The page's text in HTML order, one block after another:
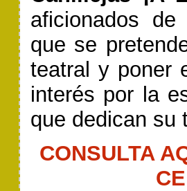
aficionados
que se
teatral y poner
interés por la
que dedican su
CONSULTA